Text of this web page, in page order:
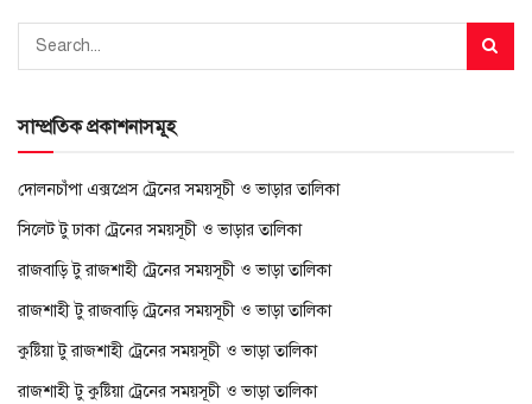
সাম্প্রতিক প্রকাশনাসমূহ
দোলনচাঁপা এক্সপ্রেস ট্রেনের সময়সূচী ও ভাড়ার তালিকা
সিলেট টু ঢাকা ট্রেনের সময়সূচী ও ভাড়ার তালিকা
রাজবাড়ি টু রাজশাহী ট্রেনের সময়সূচী ও ভাড়া তালিকা
রাজশাহী টু রাজবাড়ি ট্রেনের সময়সূচী ও ভাড়া তালিকা
কুষ্টিয়া টু রাজশাহী ট্রেনের সময়সূচী ও ভাড়া তালিকা
রাজশাহী টু কুষ্টিয়া ট্রেনের সময়সূচী ও ভাড়া তালিকা